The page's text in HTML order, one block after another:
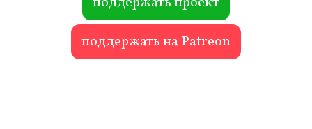
поддержать на Patreon